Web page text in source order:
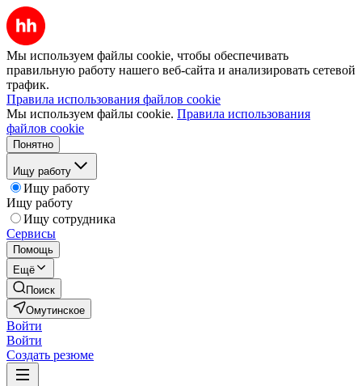
Мы используем файлы cookie, чтобы обеспечивать
правильную работу нашего веб-сайта и анализировать сетевой
трафик.
Правила использования файлов cookie
Мы используем файлы cookie. Правила использования
файлов cookie
Понятно
Ищу работу
Ищу работу
Ищу работу
Ищу сотрудника
Сервисы
Помощь
Ещё
Поиск
Омутинское
Войти
Войти
Создать резюме